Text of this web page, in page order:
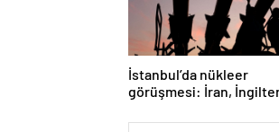
İstanbul’da nükleer
görüşmesi: İran,